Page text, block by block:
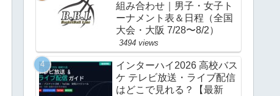
組み合わせ｜男子・女子ト
ーナメント表＆日程（全国
大会・大阪 7/28〜8/2）
3494 views
インターハイ2026 高校バス
ケ テレビ放送・ライブ配信
はどこで見れる？【最新